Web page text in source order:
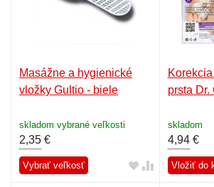
Masážne a hygienické
vložky Gultio - biele
skladom vybrané veľkosti
2,35 €
Vybrať veľkosť
prsta Dr.
skladom
4,94€
Vložiť do